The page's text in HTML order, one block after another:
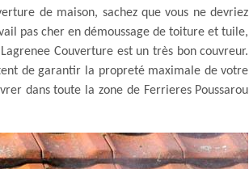
de maison, sachez que vous ne devriez
pas cher en démoussage de toiture et tuile,
Couverture est un très bon couvreur.
de garantir la propreté maximale de votre
dans toute la zone de Ferrieres Poussarou